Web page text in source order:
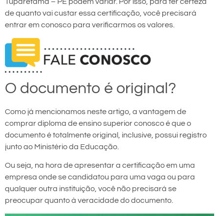
Tuparetama – PE podem variar. Por isso, para ter certeza
de quanto vai custar essa certificação, você precisará
entrar em conosco para verificarmos os valores.
O documento é original?
Como já mencionamos neste artigo, a vantagem de
comprar diploma de ensino superior conosco é que o
documento é totalmente original, inclusive, possui registro
junto ao Ministério da Educação.
Ou seja, na hora de apresentar a certificação em uma
empresa onde se candidatou para uma vaga ou para
qualquer outra instituição, você não precisará se
preocupar quanto à veracidade do documento.